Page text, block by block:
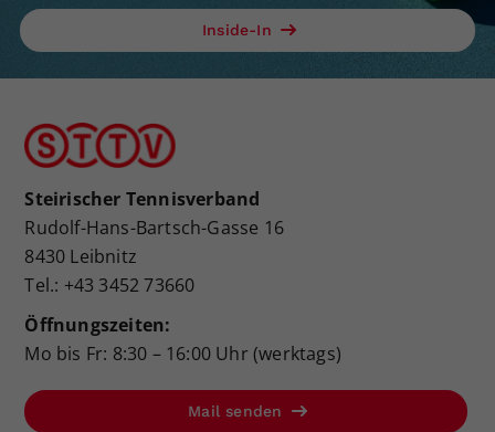
Inside-In
Steirischer Tennisverband
Rudolf-Hans-Bartsch-Gasse 16
8430 Leibnitz
Tel.: +43 3452 73660
Öffnungszeiten:
Mo bis Fr: 8:30 – 16:00 Uhr (werktags)
Mail senden
Dieser Wert speichert Ihre Consent-
Einstellungen. Unter anderem eine
zufällig generierte ID, für die
vorgenommen Einstellungen, falls der
Webseiten-Betreiber dies eingestellt
hat.